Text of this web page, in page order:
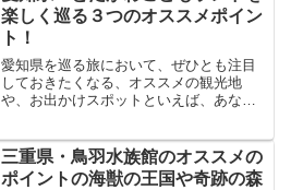
を当て、注目すべきポイント...
楽しく巡る３つのオススメポイン
ト！
愛知県を巡る旅において、ぜひとも注目
しておきたくなる、オススメの観光地
や、お出かけスポットといえば、あなた
ピッタリといえる、とだがわこどもラン
ドをはじめ、のんほいパーク...
三重県・鳥羽水族館のオススメの
ポイントの海獣の王国や奇跡の森